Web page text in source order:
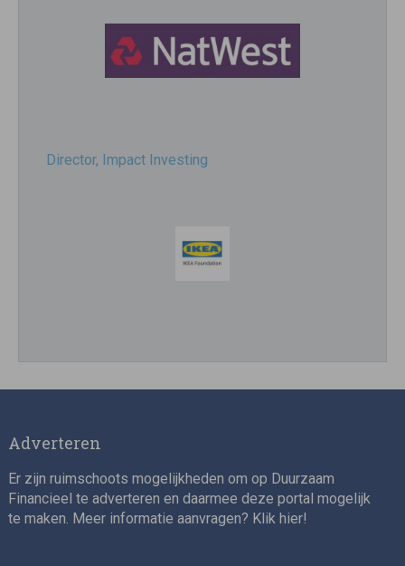
Director, Impact Investing
Impact consultant (manager)
Adverteren
Er zijn ruimschoots mogelijkheden om op Duurzaam
Financieel te adverteren en daarmee deze portal mogelijk
te maken. Meer informatie aanvragen? Klik hier!